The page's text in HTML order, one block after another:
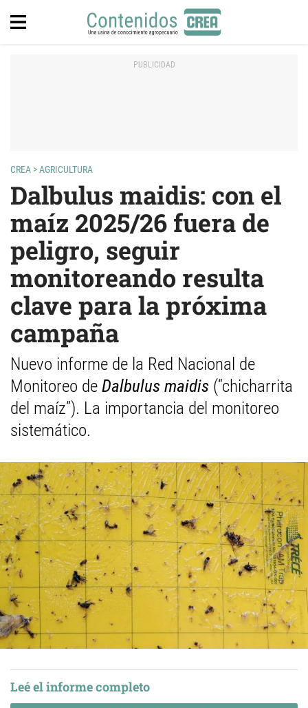
CREA >AGRICULTURA
Dalbulus maidis: con el
maíz 2025/26 fuera de
peligro, seguir
monitoreando resulta
clave para la próxima
campaña
Nuevo informe de la Red Nacional de
Monitoreo de Dalbulus maidis (“chicharrita
del maíz”). La importancia del monitoreo
sistemático.
Leé el informe completo